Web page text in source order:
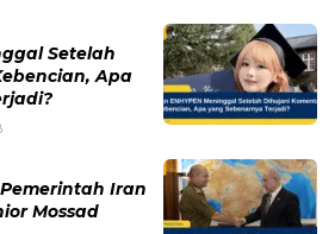
di Istana 17 Agustus
Pendaftaran
WIB
ONE Jalani Operasi Pita
Kondisi Terbarunya